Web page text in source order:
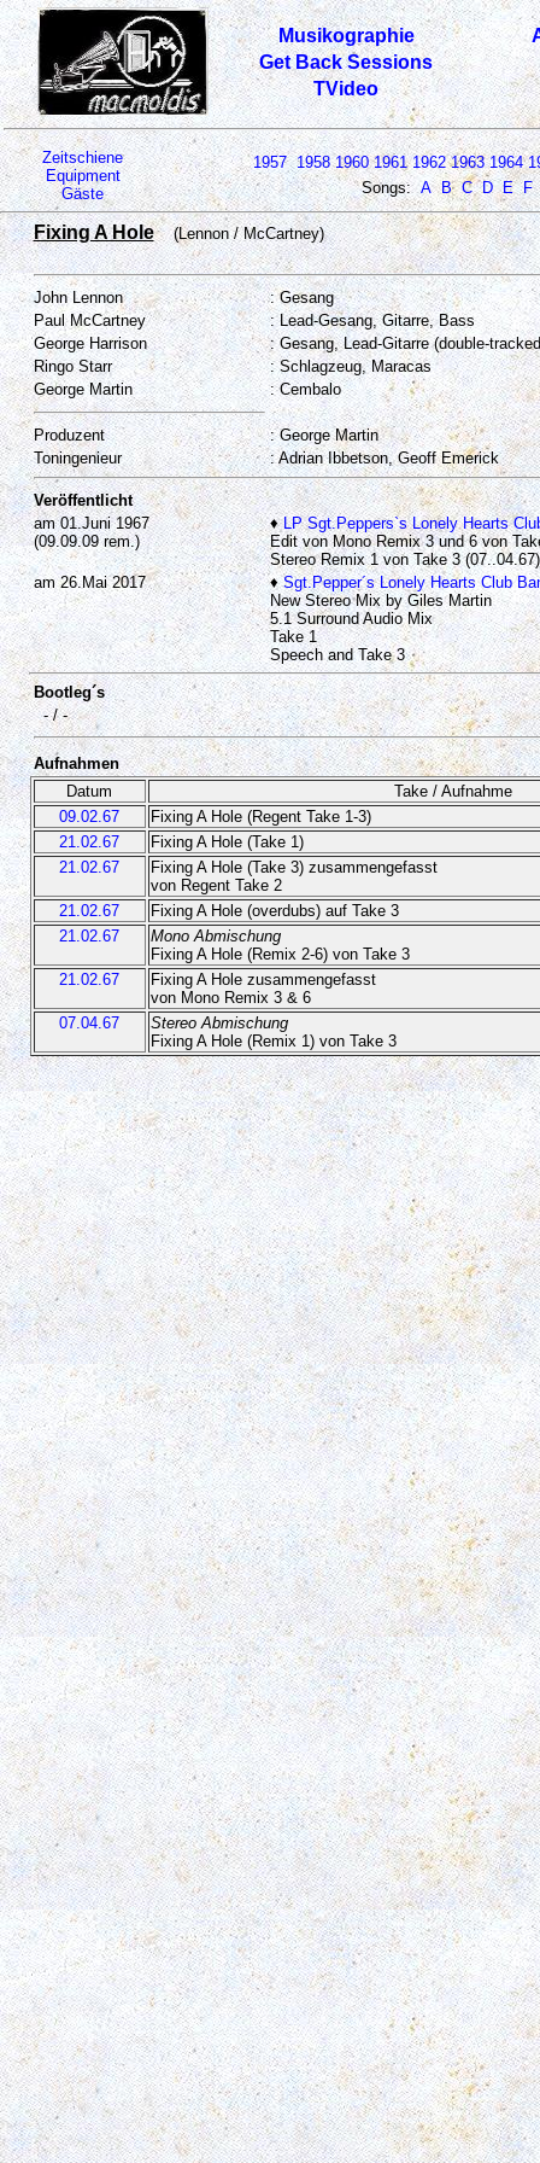
Musikographie
Get Back Sessions
TVideo
Zeitschiene
Equipment
Gäste
1957 1958 1960 1961 1962 1963 1964
Songs: A B C D E F
Fixing A Hole (Lennon / McCartney)
John Lennon
: Gesang
Paul McCartney
: Lead-Gesang, Gitarre, Bass
George Harrison
: Gesang, Lead-Gitarre (double-
Ringo Starr
: Schlagzeug, Maracas
George Martin
: Cembalo
Produzent
: George Martin
Toningenieur
: Adrian Ibbetson, Geoff Emerick
Veröffentlicht
am 01.Juni 1967
(09.09.09 rem.)
♦LP Sgt.Peppers`s Lonely Hearts
Edit von Mono Remix 3 und 6 von
Stereo Remix 1 von Take 3
am 26.Mai 2017
♦Sgt.Pepper´s Lonely Hearts Club
New Stereo Mix by Giles Martin
5.1 Surround Audio Mix
Take 1
Speech and Take 3
Bootleg´s
- / -
Aufnahmen
Datum
Take / Aufnahme
09.02.67
Fixing A Hole (Regent Take 1-3)
21.02.67
Fixing A Hole (Take 1)
21.02.67
Fixing A Hole (Take 3) zusammengefasst
von Regent Take 2
21.02.67
Fixing A Hole (overdubs) auf Take 3
21.02.67
Mono Abmischung
Fixing A Hole (Remix 2-6) von Take 3
21.02.67
Fixing A Hole zusammengefasst
von Mono Remix 3 & 6
07.04.67
Stereo Abmischung
Fixing A Hole (Remix 1) von Take 3